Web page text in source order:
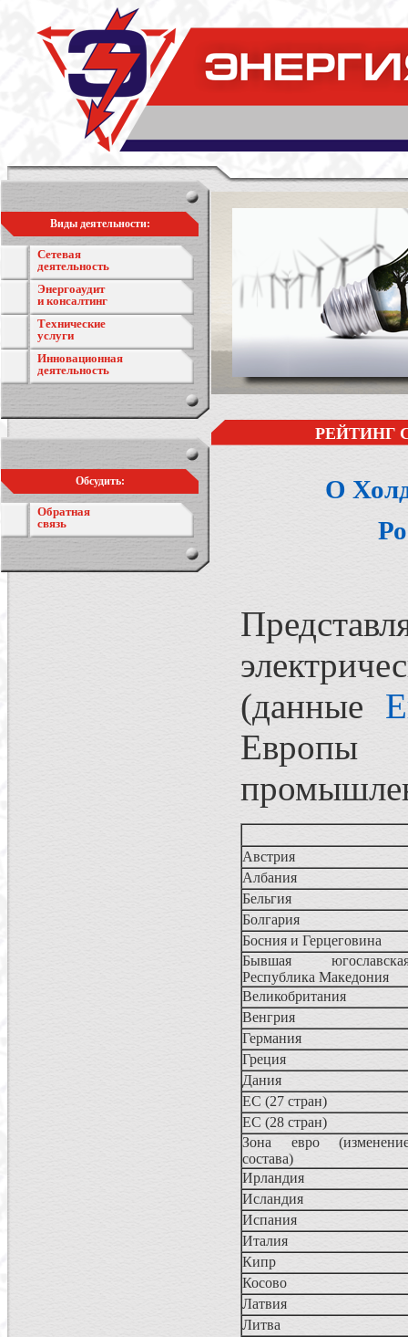
Виды деятельности:
Сетевая
деятельность
Энергоаудит
и консалтинг
Технические
услуги
Инновационная
деятельность
Обсудить:
Обратная
связь
РЕЙТИНГ
О
(данные
Европы
Австрия
Албания
Бельгия
Болгария
Босния и Герцеговина
Бывшая
Республика Македония
Великобритания
Венгрия
Германия
Греция
Дания
ЕС (27 стран)
ЕС (28 стран)
Зона евро
состава)
Ирландия
Исландия
Испания
Италия
Кипр
Косово
Латвия
Литва